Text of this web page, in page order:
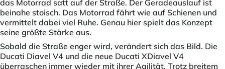
das Motorrad satt auf der Straße. Der Geradeauslauf ist
beinahe stoisch. Das Motorrad fährt wie auf Schienen und
vermittelt dabei viel Ruhe. Genau hier spielt das Konzept
seine größte Stärke aus.
Sobald die Straße enger wird, verändert sich das Bild. Die
Ducati Diavel V4 und die neue Ducati XDiavel V4
überraschen immer wieder mit ihrer Agilität. Trotz breitem